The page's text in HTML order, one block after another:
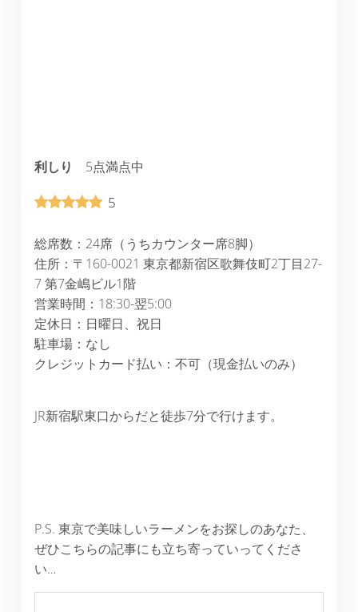
利しり 5点満点中
5
総席数：24席（うちカウンター席8脚）
住所：〒160-0021 東京都新宿区歌舞伎町2丁目27-
7 第7金嶋ビル1階
営業時間：18:30-翌5:00
定休日：日曜日、祝日
駐車場：なし
クレジットカード払い：不可（現金払いのみ）
JR新宿駅東口からだと徒歩7分で行けます。
P.S. 東京で美味しいラーメンをお探しのあなた、
ぜひこちらの記事にも立ち寄っていってくださ
い…